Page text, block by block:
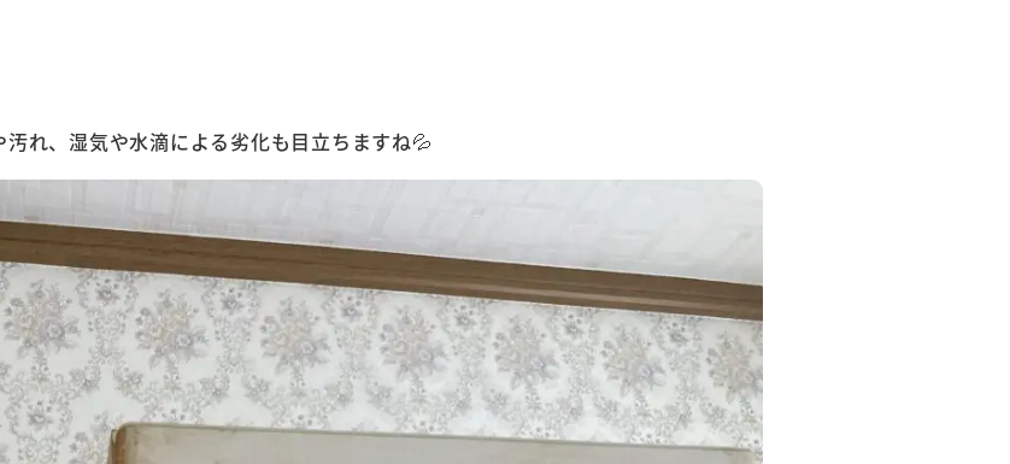
汚れ、湿気や水滴による劣化も目立ちますね💦